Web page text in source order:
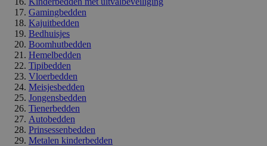
Gamingbedden
Kajuitbedden
Bedhuisjes
Boomhutbedden
Hemelbedden
Tipibedden
Vloerbedden
Meisjesbedden
Jongensbedden
Tienerbedden
Autobedden
Prinsessenbedden
Metalen kinderbedden